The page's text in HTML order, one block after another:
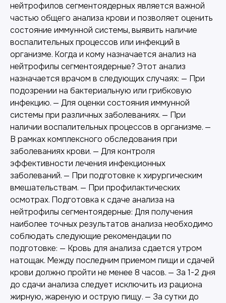
нейтрофилов сегментоядерных является важной
частью общего анализа крови и позволяет оценить
состояние иммунной системы, выявить наличие
воспалительных процессов или инфекций в
организме. Когда и кому назначается анализ на
нейтрофилы сегментоядерные? Этот анализ
назначается врачом в следующих случаях: — При
подозрении на бактериальную или грибковую
инфекцию. — Для оценки состояния иммунной
системы при различных заболеваниях. — При
наличии воспалительных процессов в организме. —
В рамках комплексного обследования при
заболеваниях крови. — Для контроля
эффективности лечения инфекционных
заболеваний. — При подготовке к хирургическим
вмешательствам. — При профилактических
осмотрах. Подготовка к сдаче анализа на
нейтрофилы сегментоядерные: Для получения
наиболее точных результатов анализа необходимо
соблюдать следующие рекомендации по
подготовке: — Кровь для анализа сдается утром
натощак. Между последним приемом пищи и сдачей
крови должно пройти не менее 8 часов. — За 1-2 дня
до сдачи анализа следует исключить из рациона
жирную, жареную и острую пищу. — За сутки до